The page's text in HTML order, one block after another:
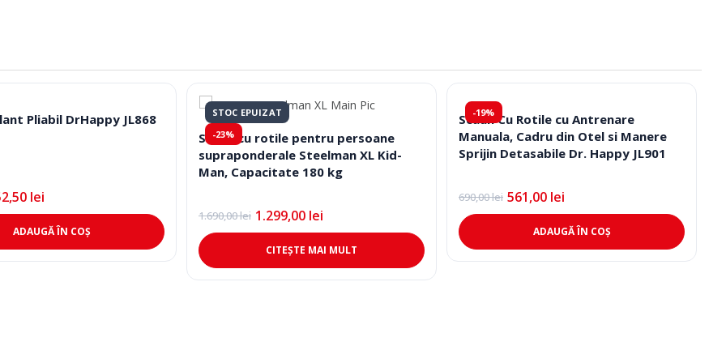
Pliabil DrHappy JL868
lei
ADAUGĂ ÎN COȘ
STOC EPUIZAT
-23%
Scaun cu rotile pentru persoane
supraponderale Steelman XL Kid-
Man, Capacitate 180 kg
1.690,00lei
Prețul
inițial
a
fost:
1.690,00 lei.
1.299,00 lei
Prețul
curent
este:
1.299,00 lei.
CITEȘTE MAI MULT
-19%
Scaun Cu Rotile cu Antrenare
Manuala, Cadru din Otel si Manere
Sprijin Detasabile Dr. Happy JL901
690,00lei
Prețul
inițial
a
fost:
690,00 lei.
561,00 lei
Prețul
curent
este:
561,00 lei.
ADAUGĂ ÎN COȘ